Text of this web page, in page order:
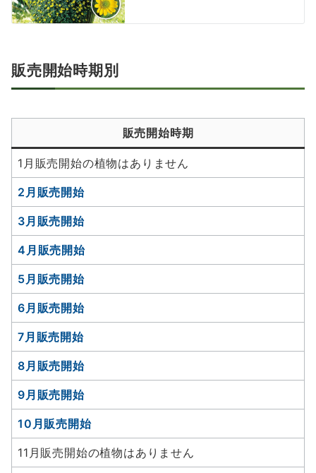
販売開始時期別
販売開始時期
1月販売開始の植物はありません
2月販売開始
3月販売開始
4月販売開始
5月販売開始
6月販売開始
7月販売開始
8月販売開始
9月販売開始
10月販売開始
11月販売開始の植物はありません